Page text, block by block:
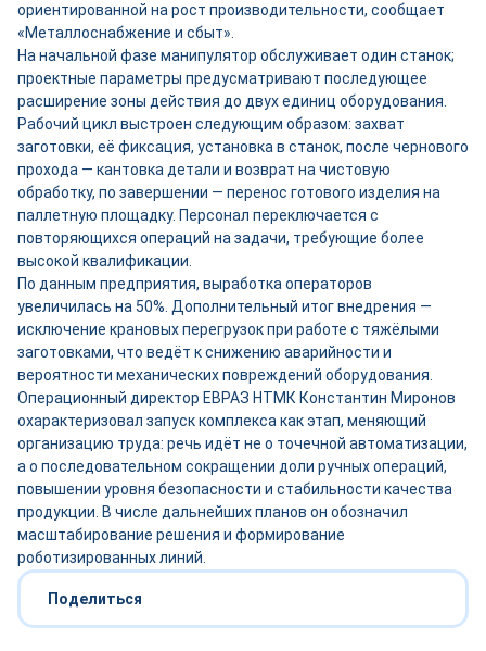
ориентированной на рост производительности, сообщает
«Металлоснабжение и сбыт».
На начальной фазе манипулятор обслуживает один станок;
проектные параметры предусматривают последующее
расширение зоны действия до двух единиц оборудования.
Рабочий цикл выстроен следующим образом: захват
заготовки, её фиксация, установка в станок, после чернового
прохода — кантовка детали и возврат на чистовую
обработку, по завершении — перенос готового изделия на
паллетную площадку. Персонал переключается с
повторяющихся операций на задачи, требующие более
высокой квалификации.
По данным предприятия, выработка операторов
увеличилась на 50%. Дополнительный итог внедрения —
исключение крановых перегрузок при работе с тяжёлыми
заготовками, что ведёт к снижению аварийности и
вероятности механических повреждений оборудования.
Операционный директор ЕВРАЗ НТМК Константин Миронов
охарактеризовал запуск комплекса как этап, меняющий
организацию труда: речь идёт не о точечной автоматизации,
а о последовательном сокращении доли ручных операций,
повышении уровня безопасности и стабильности качества
продукции. В числе дальнейших планов он обозначил
масштабирование решения и формирование
роботизированных линий.
Поделиться